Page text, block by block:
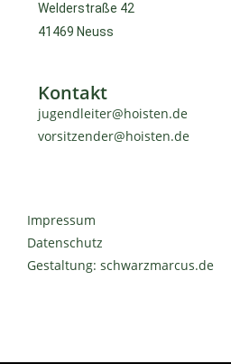
Welderstraße 42
41469 Neuss
Kontakt
jugendleiter@hoisten.de
vorsitzender@hoisten.de
Impressum
Datenschutz
Gestaltung: schwarzmarcus.de